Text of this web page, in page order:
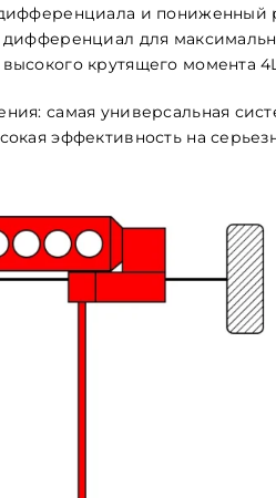
и пониженный
дифференциал для
крутящего момента
самая универсальная
эффективность на